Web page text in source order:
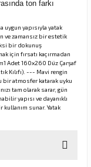
ton farkı
yapısıyla yatak
ve zamansız bir estetik
bir dokunuş
için fırsatı kaçırmadan
Adet 160x260 Düz Çarşaf
Kılıfı). --- Mavi rengin
bir atmosfer katarak uyku
tam olarak sarar, gün
yapısı ve dayanıklı
sunar. Yatak